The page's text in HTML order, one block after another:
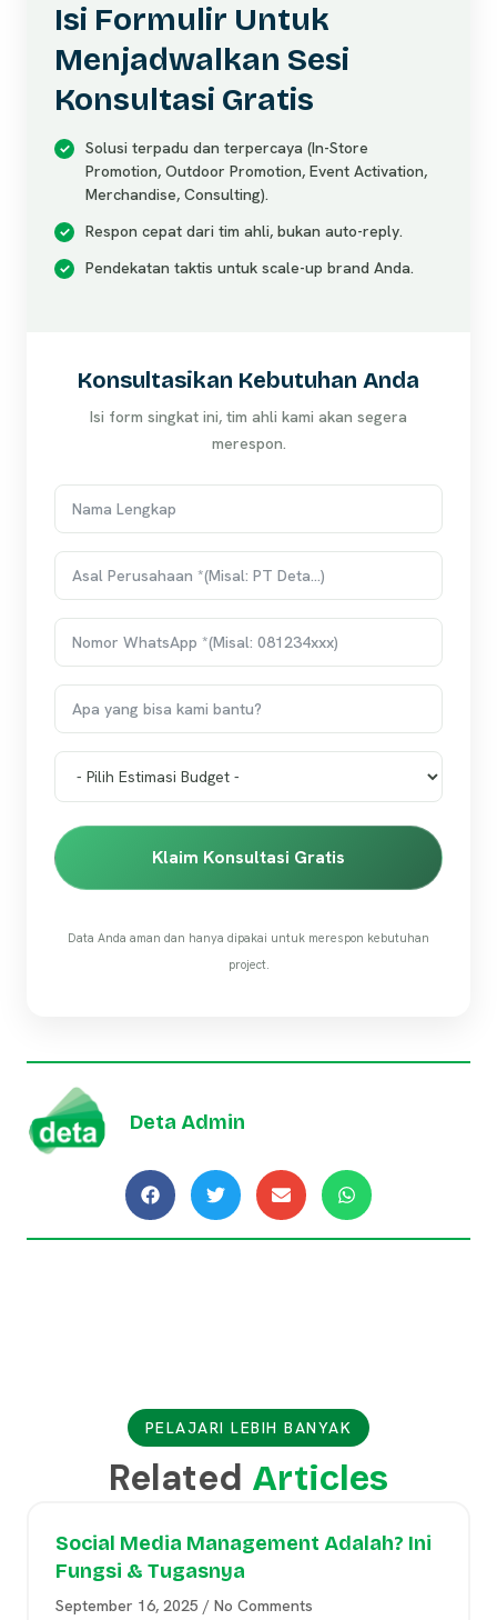
Isi Formulir Untuk
Menjadwalkan Sesi
Konsultasi Gratis
Solusi terpadu dan terpercaya (In-Store
Promotion, Outdoor Promotion, Event Activation,
Merchandise, Consulting).
Respon cepat dari tim ahli, bukan auto-reply.
Pendekatan taktis untuk scale-up brand Anda.
Konsultasikan Kebutuhan Anda
Isi form singkat ini, tim ahli kami akan segera
merespon.
Klaim Konsultasi Gratis
Data Anda aman dan hanya dipakai untuk merespon kebutuhan
project.
Deta Admin
PELAJARI LEBIH BANYAK
Related Articles
Social Media Management Adalah? Ini
Fungsi & Tugasnya
September 16, 2025 No Comments